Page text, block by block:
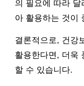
의 필요에 따라
아 활용하는 것이
결론적으로, 건강
활용한다면, 더욱
할 수 있습니다.